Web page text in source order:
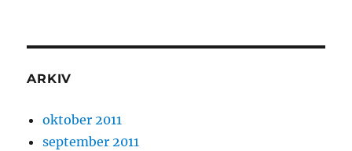
ARKIV
oktober 2011
september 2011